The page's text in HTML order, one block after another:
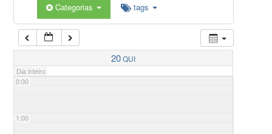
Categorias tags
20QUI
Dia inteiro
0:00
1:00